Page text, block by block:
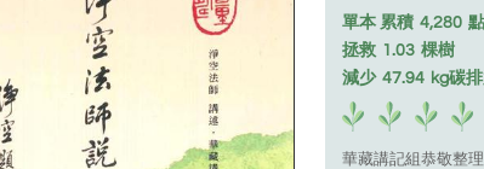
單本 累積 4,280
拯救 1.03 棵樹
減少 47.94 kg碳
華藏講記組恭敬整理